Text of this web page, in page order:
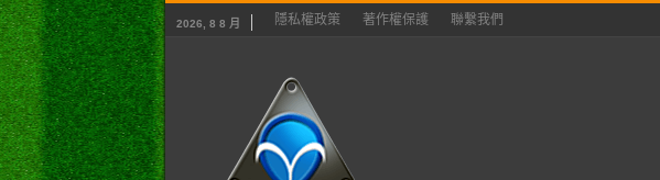
2026, 8 8 月 隱私權政策 著作權保護 聯繫我們